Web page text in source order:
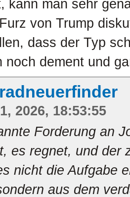
kann man sehr
von Trump
dass der Typ
noch dement und
2026, 18:53:55
Forderung an
es regnet, und der
nicht die Aufgabe
aus dem